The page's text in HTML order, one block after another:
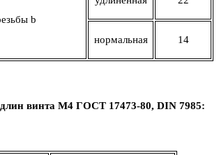
b
нормальная 14
винта М4 ГОСТ 17473-80, DIN7985: